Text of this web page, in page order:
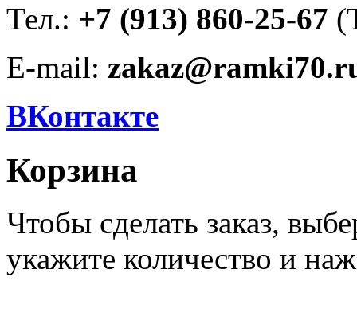
Тел.: +7 (913) 860-25-67
E-mail:
ВКонтакте
Корзина
Чтобы сделать заказ,
укажите количество и